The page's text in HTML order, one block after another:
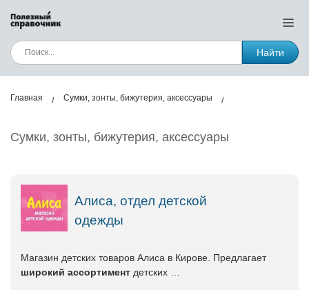
Найти
Главная Сумки, зонты, бижутерия, аксессуары
Сумки, зонты, бижутерия, аксессуары
Алиса, отдел детской
одежды
Магазин детских товаров Алиса в Кирове. Предлагает
широкий ассортимент детских …